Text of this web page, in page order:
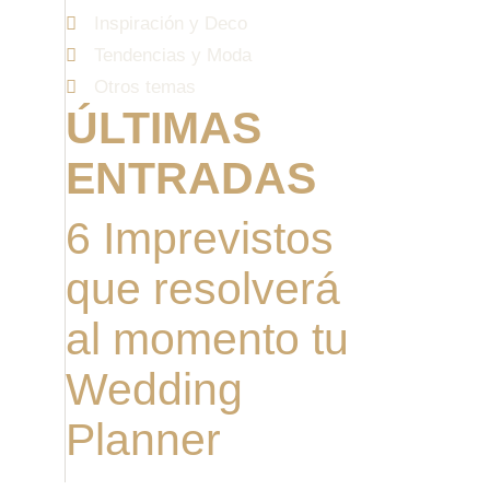
Inspiración y Deco
Tendencias y Moda
Otros temas
ÚLTIMAS
ENTRADAS
6 Imprevistos
que resolverá
al momento tu
Wedding
Planner